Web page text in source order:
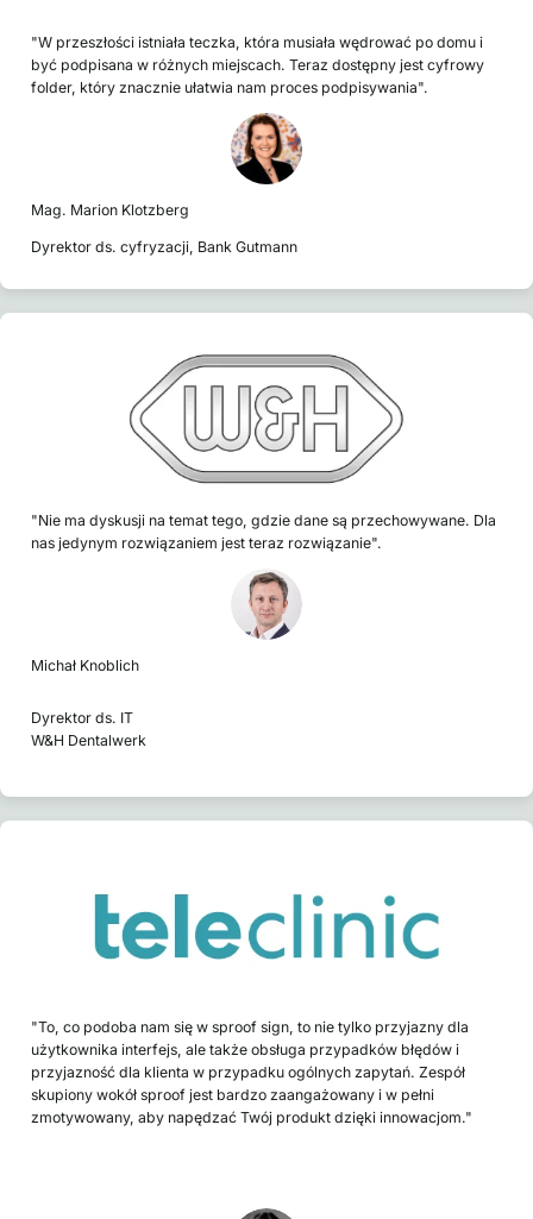
"W przeszłości istniała teczka, która musiała wędrować po domu i
być podpisana w różnych miejscach. Teraz dostępny jest cyfrowy
folder, który znacznie ułatwia nam proces podpisywania".
Mag. Marion Klotzberg
Dyrektor ds. cyfryzacji, Bank Gutmann
"Nie ma dyskusji na temat tego, gdzie dane są przechowywane. Dla
nas jedynym rozwiązaniem jest teraz rozwiązanie".
Michał Knoblich
Dyrektor ds. IT
W&H Dentalwerk
"To, co podoba nam się w sproof sign, to nie tylko przyjazny dla
użytkownika interfejs, ale także obsługa przypadków błędów i
przyjazność dla klienta w przypadku ogólnych zapytań. Zespół
skupiony wokół sproof jest bardzo zaangażowany i w pełni
zmotywowany, aby napędzać Twój produkt dzięki innowacjom."